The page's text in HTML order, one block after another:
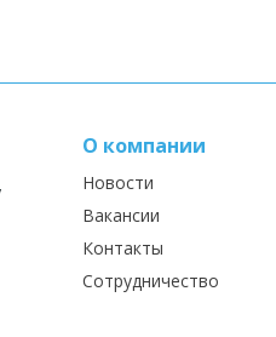
О компании
Новости
Вакансии
Контакты
Сотрудничество